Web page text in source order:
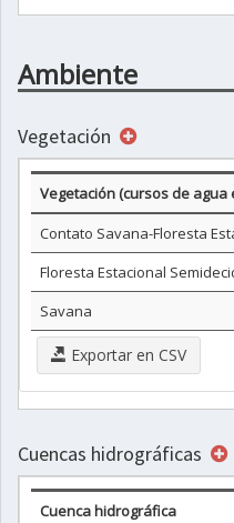
Ambiente
Vegetación
Vegetación (cursos de agua
Contato Savana-Floresta
Floresta Estacional
Savana
Exportar en CSV
Cuencas hidrográficas
Cuenca hidrográfica